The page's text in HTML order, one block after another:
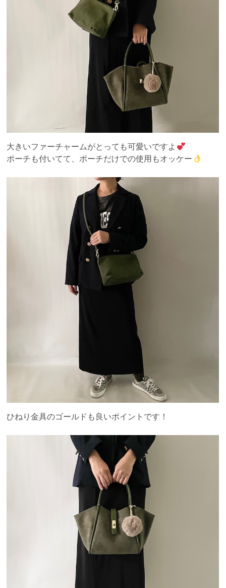
大きいファーチャームがとっても可愛いですよ
ポーチも付いてて、ポーチだけでの使用もオッケー
ひねり金具のゴールドも良いポイントです！